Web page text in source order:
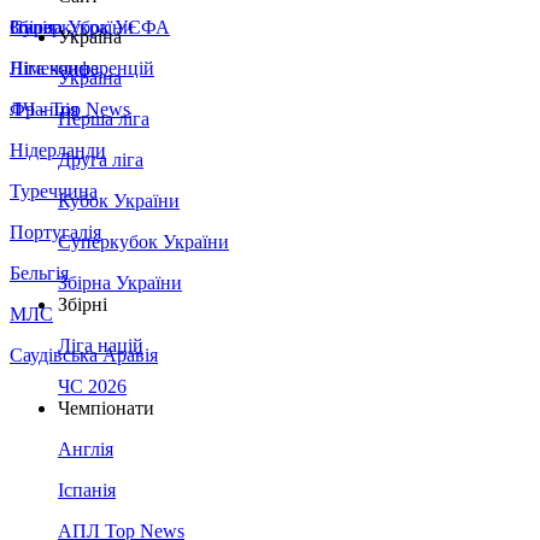
Збірна України
Італія
Німеччина
Франція
Нідерланди
Туреччина
Португалія
Бельгія
МЛС
Саудівська Аравія
Суперкубок УЄФА
Ліга конференцій
ЛЧ - Top News
Україна
Україна
Перша ліга
Друга ліга
Кубок України
Суперкубок України
Збірна України
Збірні
Ліга націй
ЧС 2026
Чемпіонати
Англія
Іспанія
АПЛ Top News